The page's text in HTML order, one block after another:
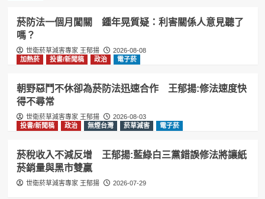
菸防法一個月闖關 鍾年晃質疑：利害關係人意見聽了
嗎？
世衛菸草減害專家 王郁揚
2026-08-08
加熱菸
投書/新聞稿 政治 電子菸
朝野惡鬥不休卻為菸防法迅速合作 王郁揚:修法速度快
得不尋常
世衛菸草減害專家 王郁揚
2026-08-03
投書/新聞稿
政治 無煙台灣 菸草減害 電子菸
菸稅收入不減反增 王郁揚:藍綠白三黨錯誤修法將讓紙
菸銷量與黑市雙贏
世衛菸草減害專家 王郁揚 2026-07-29